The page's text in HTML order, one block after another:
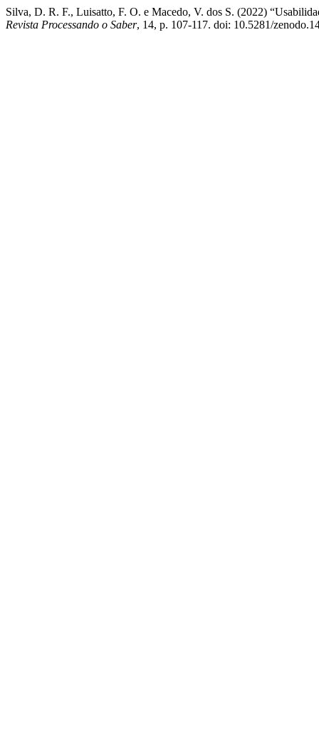
Silva, D. R. F., Luisatto, F. O. e Macedo, V. dos S. (2022)
Revista Processando o Saber, 14, p. 107-117. doi: 10.5281/